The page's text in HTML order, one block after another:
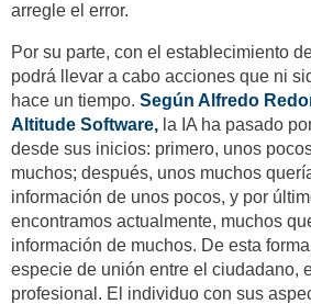
arregle el error.
Por su parte, con el establecimiento
podrá llevar a cabo acciones que ni
hace un tiempo. Según Alfredo
Altitude Software, la IA ha pasado
desde sus inicios: primero, unos
muchos; después, unos muchos
información de unos pocos, y por
encontramos actualmente, muchos
información de muchos. De esta
especie de unión entre el ciudadano,
profesional. El individuo con sus